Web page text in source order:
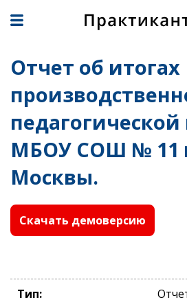
Отчет об итогах
МБОУ СОШ № 11
Москвы.
Скачать демоверсию
Тип: